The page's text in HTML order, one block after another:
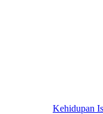
Kehidupan